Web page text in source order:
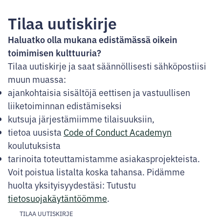
Tilaa uutiskirje
Haluatko olla mukana edistämässä oikein
toimimisen kulttuuria?
Tilaa uutiskirje ja saat säännöllisesti sähköpostiisi
muun muassa:
ajankohtaisia sisältöjä eettisen ja vastuullisen
liiketoiminnan edistämiseksi
kutsuja järjestämiimme tilaisuuksiin,
tietoa uusista Code of Conduct Academyn
koulutuksista
tarinoita toteuttamistamme asiakasprojekteista.
Voit poistua listalta koska tahansa. Pidämme
huolta yksityisyydestäsi: Tutustu
tietosuojakäytäntöömme.
TILAA UUTISKIRJE